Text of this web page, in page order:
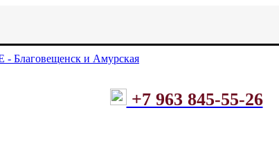
+7 963 845-55-26